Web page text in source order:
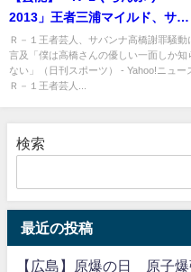
2013」王者三浦マイルド、サバ
ンナ高橋騒動に言及「僕は高橋
さんの優しい一面しか知らな
い」「こんな事、はいて捨てる
Ｒ－１王者芸人、サバンナ高橋謝罪騒動
言及「僕は高橋さんの優しい一面しか知
ない」（日刊スポーツ） - Yahoo!ニュー
Ｒ－１王者芸人...
検索
最近の投稿
【広島】原爆の日 原子